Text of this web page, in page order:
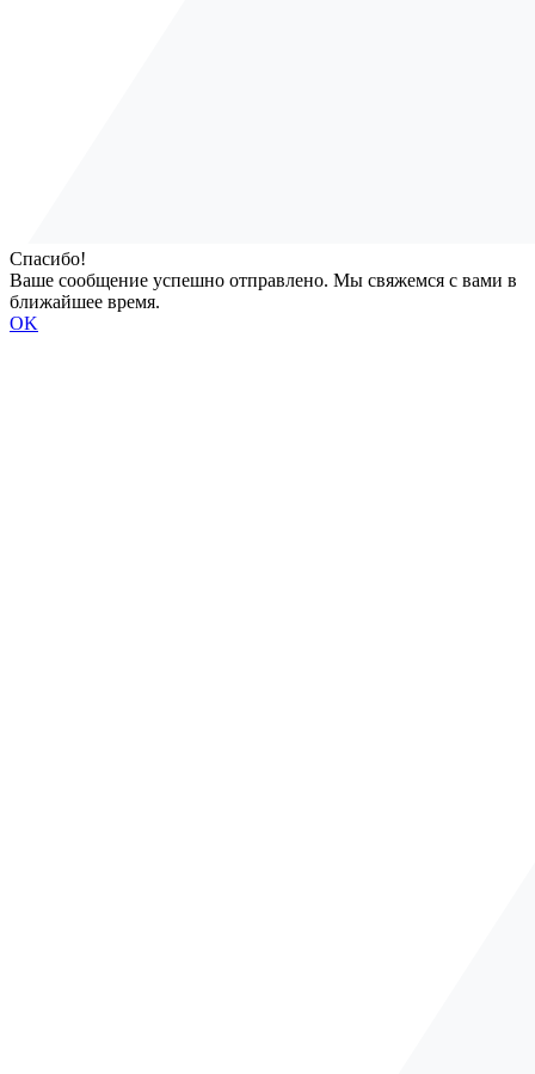
Спасибо!
Ваше сообщение успешно отправлено. Мы свяжемся с вами в
ближайшее время.
OK